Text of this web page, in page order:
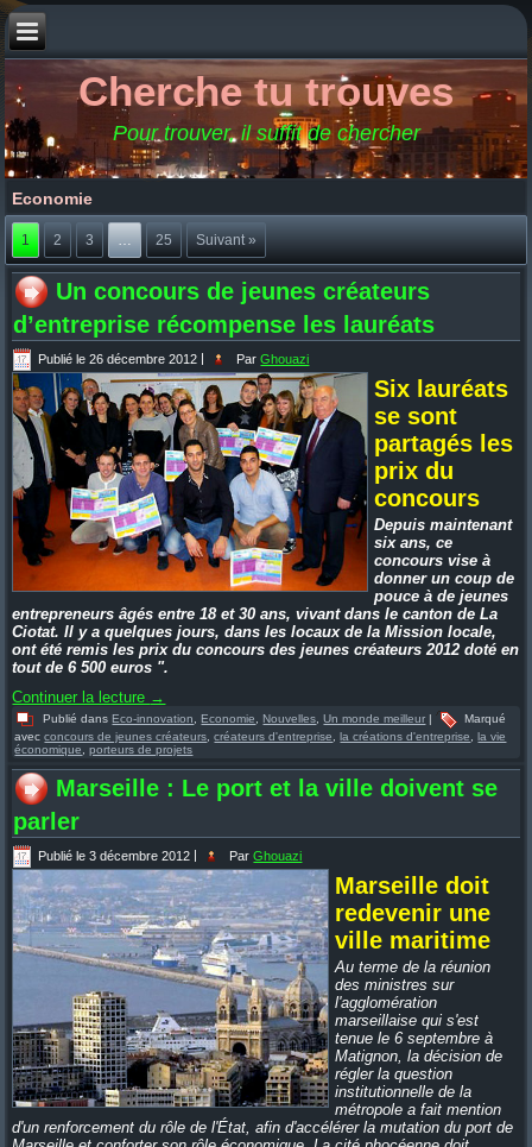
Cherche tu trouves
Pour trouver, il suffit de chercher
Economie
1 2 3 … 25 Suivant »
Un concours de jeunes créateurs
d’entreprise récompense les lauréats
Publié le 26 décembre 2012 Par Ghouazi
Six lauréats
se sont
partagés les
prix du
concours
Depuis maintenant
six ans, ce
concours vise à
donner un coup de
pouce à de jeunes
entrepreneurs âgés entre 18 et 30 ans, vivant dans le canton de La
Ciotat. Il y a quelques jours, dans les locaux de la Mission locale,
ont été remis les prix du concours des jeunes créateurs 2012 doté en
tout de 6 500 euros ".
Continuer la lecture →
Publié dans Eco-innovation Economie Nouvelles ,Un monde meilleur |
Marqué
avec concours de jeunes créateurs,créateurs d'entreprise, la créations d'entreprise, la vie
économique,porteurs de projets
Marseille : Le port et la ville doivent se
parler
Publié le 3 décembre 2012 Par Ghouazi
Marseille doit
redevenir une
ville maritime
Au terme de la réunion
des ministres sur
l'agglomération
marseillaise qui s'est
tenue le 6 septembre à
Matignon, la décision de
régler la question
institutionnelle de la
métropole a fait mention
d'un renforcement du rôle de l'État, afin d'accélérer la mutation du port de